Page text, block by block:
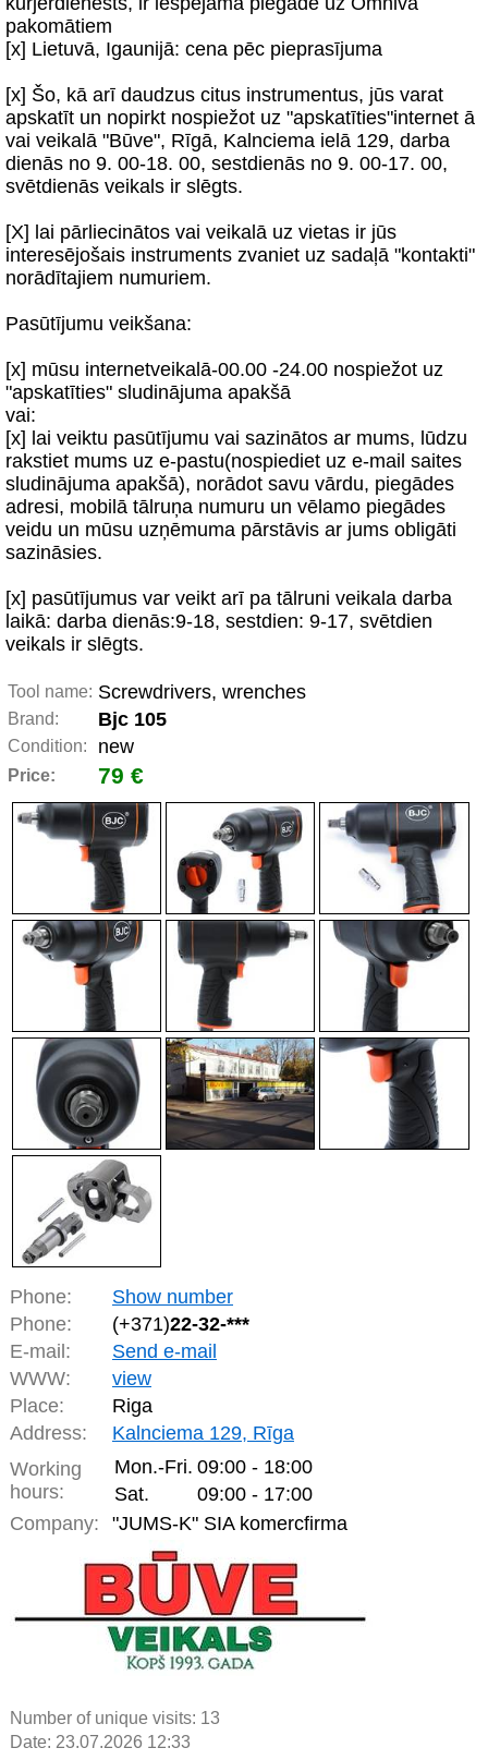
pakomātiem
[x] Lietuvā, Igaunijā: cena pēc pieprasījuma
[x] Šo, kā arī daudzus citus instrumentus, jūs varat
apskatīt un nopirkt nospiežot uz "apskatīties"internet ā
vai veikalā "Būve", Rīgā, Kalnciema ielā 129, darba
dienās no 9. 00-18. 00, sestdienās no 9. 00-17. 00,
svētdienās veikals ir slēgts.
[X] lai pārliecinātos vai veikalā uz vietas ir jūs
interesējošais instruments zvaniet uz sadaļā "kontakti"
norādītajiem numuriem.
Pasūtījumu veikšana:
[x] mūsu internetveikalā-00.00 -24.00 nospiežot uz
"apskatīties" sludinājuma apakšā
vai:
[x] lai veiktu pasūtījumu vai sazinātos ar mums, lūdzu
rakstiet mums uz e-pastu(nospiediet uz e-mail saites
sludinājuma apakšā), norādot savu vārdu, piegādes
adresi, mobilā tālruņa numuru un vēlamo piegādes
veidu un mūsu uzņēmuma pārstāvis ar jums obligāti
sazināsies.
[x] pasūtījumus var veikt arī pa tālruni veikala darba
laikā: darba dienās:9-18, sestdien: 9-17, svētdien
veikals ir slēgts.
Tool name: Screwdrivers, wrenches
Brand: Bjc 105
Condition: new
Price: 79 €
Phone:
Show number
Phone:
(+371)22-32-***
E-mail:
Send e-mail
WWW:
view
Place:
Riga
Address:
Kalnciema 129, Rīga
Working
hours:
Mon.-Fri. 09:00 - 18:00
Sat.
09:00 - 17:00
Company:
"JUMS-K" SIA komercfirma
Number of unique visits: 13
Date: 23.07.2026 12:33